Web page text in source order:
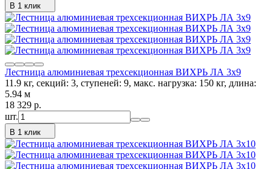
В 1 клик
Лестница алюминиевая трехсекционная ВИХРЬ ЛА 3х9
11.9 кг, секций: 3, ступеней: 9, макс. нагрузка: 150 кг, длина:
5.94 м
18 329 p.
шт.
В 1 клик